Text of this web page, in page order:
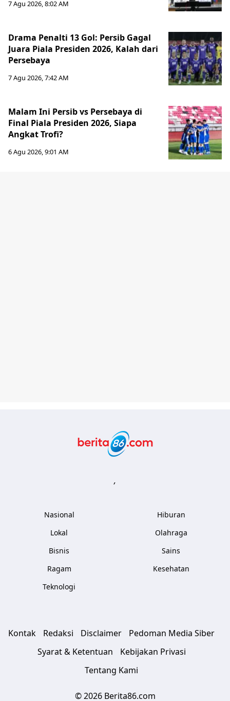
7 Agu 2026, 8:02 AM
Drama Penalti 13 Gol: Persib Gagal
Juara Piala Presiden 2026, Kalah dari
Persebaya
7 Agu 2026, 7:42 AM
Malam Ini Persib vs Persebaya di
Final Piala Presiden 2026, Siapa
Angkat Trofi?
6 Agu 2026, 9:01 AM
,
Nasional
Lokal
Bisnis
Ragam
Teknologi
Hiburan
Olahraga
Sains
Kesehatan
Kontak Redaksi Disclaimer
Pedoman Media Siber
Syarat & Ketentuan
Kebijakan Privasi
Tentang Kami
© 2026 Berita86.com